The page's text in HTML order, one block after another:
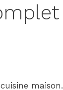
maison.